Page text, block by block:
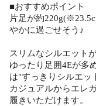
■おすすめポイント
片足が約
やかに過ごせそう♪
スリムなシルエット
ゆったり足囲4Eが多
は"すっきりシルエッ
カジュアルからエレ
履きいただけます。